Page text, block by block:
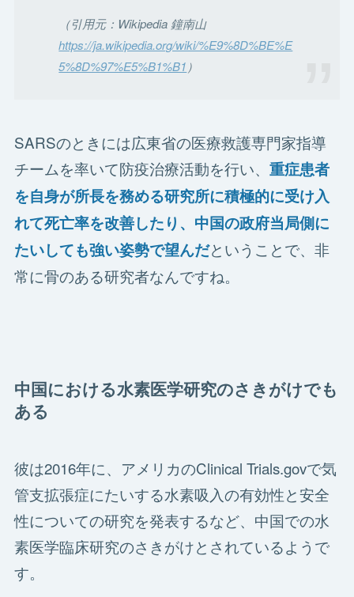
（引用元：Wikipedia 鐘南山
https://ja.wikipedia.org/wiki/%E9%8D%BE%E
5%8D%97%E5%B1%B1）
SARSのときには広東省の医療救護専門家指導
チームを率いて防疫治療活動を行い、 重症患者
を自身が所長を務める研究所に積極的に受け入
れて死亡率を改善したり、中国の政府当局側に
たいしても強い姿勢で望んだということで、非
常に骨のある研究者なんですね。
中国における水素医学研究のさきがけでも
ある
彼は2016年に、アメリカのClinical Trials.govで気
管支拡張症にたいする水素吸入の有効性と安全
性についての研究を発表するなど、中国での水
素医学臨床研究のさきがけとされているようで
す。